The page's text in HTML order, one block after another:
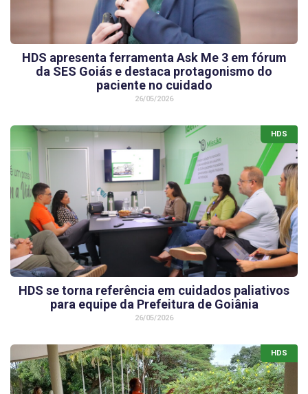
HDS apresenta ferramenta Ask Me 3 em fórum
da SES Goiás e destaca protagonismo do
paciente no cuidado
26/05/2026
HDS
HDS se torna referência em cuidados paliativos
para equipe da Prefeitura de Goiânia
26/05/2026
HDS